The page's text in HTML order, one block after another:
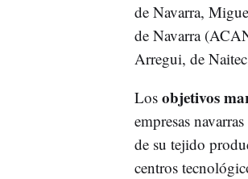
de Navarra,
de Navarra
Arregui, de
Los objetivos
empresas
de su tejido
centros